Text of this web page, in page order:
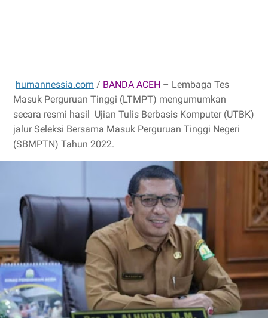
humannessia.com / BANDA ACEH – Lembaga Tes
Masuk Perguruan Tinggi (LTMPT) mengumumkan
secara resmi hasil Ujian Tulis Berbasis Komputer (UTBK)
jalur Seleksi Bersama Masuk Perguruan Tinggi Negeri
(SBMPTN) Tahun 2022.